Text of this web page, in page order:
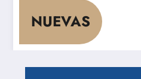
NUEVAS
que cae el consumo y